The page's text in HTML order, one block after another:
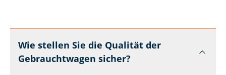
Wie stellen Sie die Qualität der
Gebrauchtwagen sicher?